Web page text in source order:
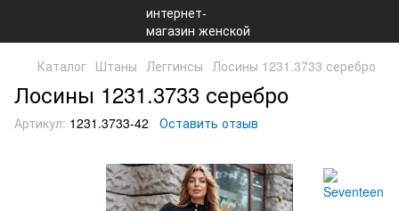
Каталог Штаны Леггинсы Лосины 1231.3733 серебро
Лосины 1231.3733 серебро
Артикул: 1231.3733-42 Оставить отзыв